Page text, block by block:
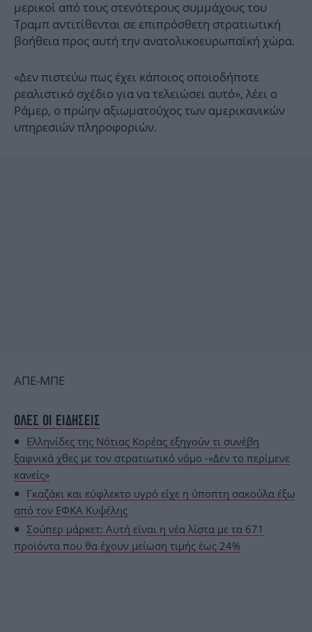
μερικοί από τους στενότερους συμμάχους του
Τραμπ αντιτίθενται σε επιπρόσθετη στρατιωτική
βοήθεια προς αυτή την ανατολικοευρωπαϊκή χώρα.
«Δεν πιστεύω πως έχει κάποιος οποιοδήποτε
ρεαλιστικό σχέδιο για να τελειώσει αυτό», λέει ο
Ράμερ, ο πρώην αξιωματούχος των αμερικανικών
υπηρεσιών πληροφοριών.
ΑΠΕ-ΜΠΕ
ΟΛΕΣ ΟΙ ΕΙΔΗΣΕΙΣ
Ελληνίδες της Νότιας Κορέας εξηγούν τι συνέβη
ξαφνικά χθες με τον στρατιωτικό νόμο -«Δεν το περίμενε
κανείς»
Γκαζάκι και εύφλεκτο υγρό είχε η ύποπτη σακούλα έξω
από τον ΕΦΚΑ Κυψέλης
Σούπερ μάρκετ: Αυτή είναι η νέα λίστα με τα 671
προϊόντα που θα έχουν μείωση τιμής έως 24%